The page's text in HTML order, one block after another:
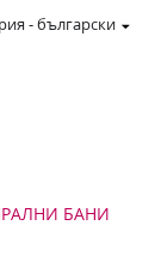
-български
БАНИ